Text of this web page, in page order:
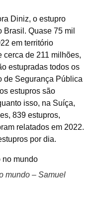
Diniz, o estupro
Quase 75 mil
em território
cerca de 211 milhões,
estupradas todos os
de Segurança Pública
estupros são
isso, na Suíça,
839 estupros,
relatados em 2022.
por dia.
mundo – Samuel